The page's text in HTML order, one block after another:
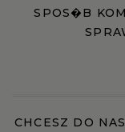
SPOS�B
CHCESZ DO